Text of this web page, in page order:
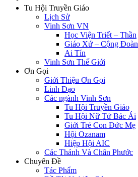
Tu Hội Truyền Giáo
Lịch Sử
Vinh Sơn VN
Học Viện Triết – Thần
Giáo Xứ – Cộng Đoàn
Ai Tín
Vinh Sơn Thế Giới
Ơn Gọi
Giới Thiệu Ơn Gọi
Linh Đạo
Các ngành Vinh Sơn
Tu Hội Truyền Giáo
Tu Hội Nữ Tử Bác Ái
Giới Trẻ Con Đức Mẹ
Hội Ozanam
Hiệp Hội AIC
Các Thánh Và Chân Phước
Chuyên Đề
Tác Phẩm